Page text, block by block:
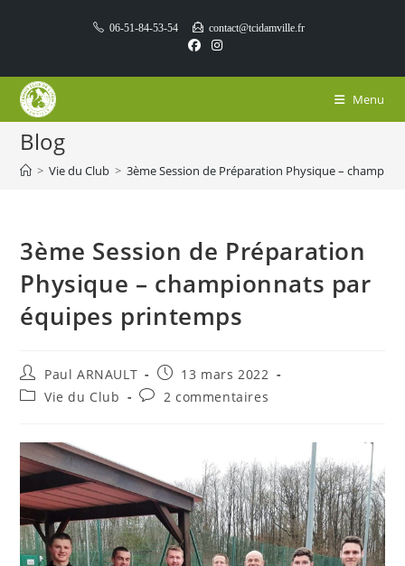
06-51-84-53-54 contact@tcidamville.fr
Menu
Blog
> Vie du Club > 3ème Session de Préparation Physique –
3ème Session de Préparation
Physique – championnats par
équipes printemps
Auteur/autrice
de
la
Paul ARNAULT
Publication
publiée :
13 mars 2022
PostVie du Club
Commentaires
2 commentaires